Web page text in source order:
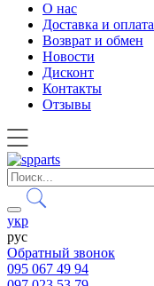
О нас
Доставка и оплата
Возврат и обмен
Новости
Дисконт
Контакты
Отзывы
укр
рус
Обратный звонок
095 067 49 94